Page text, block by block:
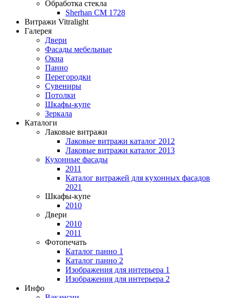
Обработка стекла
Sherhan CM 1728
Витражи Vitralight
Галерея
Двери
Фасады мебельные
Окна
Панно
Перегородки
Сувениры
Потолки
Шкафы-купе
Зеркала
Каталоги
Лаковые витражи
Лаковые витражи каталог 2012
Лаковые витражи каталог 2013
Кухонные фасады
2011
Каталог витражей для кухонных фасадов
2021
Шкафы-купе
2010
Двери
2010
2011
Фотопечать
Каталог панно 1
Каталог панно 2
Изображения для интерьера 1
Изображения для интерьера 2
Инфо